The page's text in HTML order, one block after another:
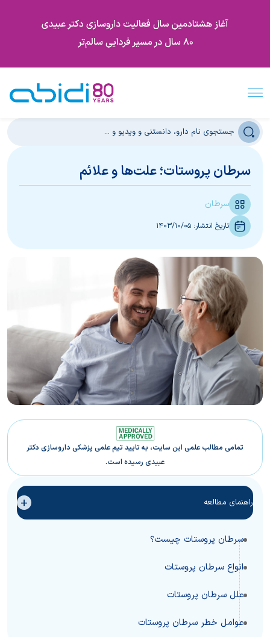
سرطان پروستات؛ علت‌ها و علائم
سرطان
تاریخ انتشار:
تمامی مطالب علمی این سایت، به تایید تیم علمی پزشکی داروسازی دکتر
عبیدی رسیده است.
راهنمای مطالعه +
سرطان پروستات چیست؟
انواع سرطان پروستات
علل سرطان پروستات
عوامل خطر سرطان پروستات